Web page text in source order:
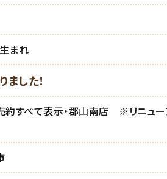
まれ
ました！
約すべて表示・郡山南店 ※リニュ